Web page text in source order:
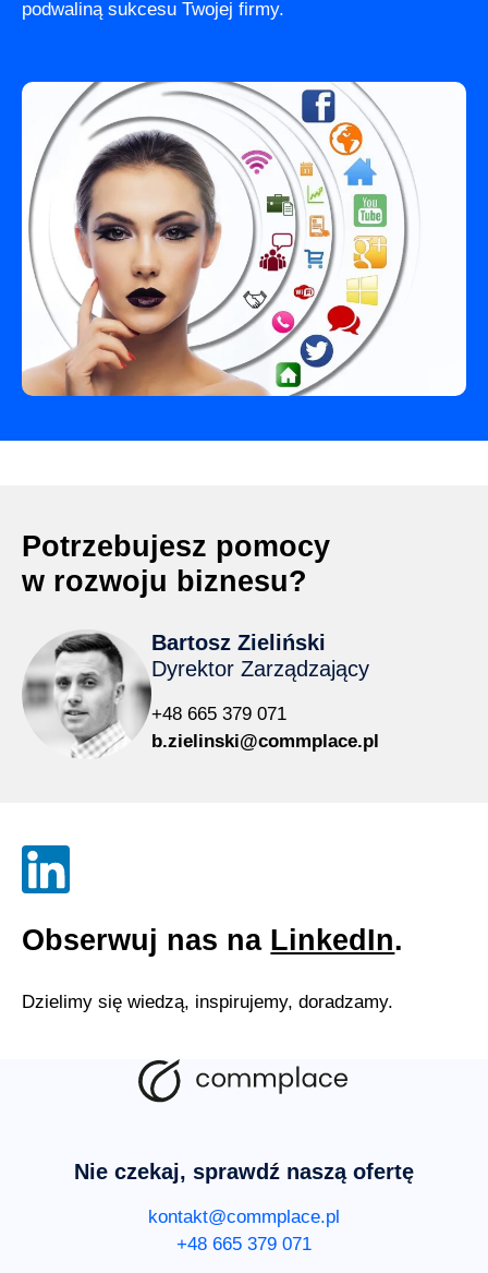
podwaliną sukcesu Twojej firmy.
Potrzebujesz pomocy
w rozwoju biznesu?
Bartosz Zieliński
Dyrektor Zarządzający
+48 665 379 071
b.zielinski@commplace.pl
Obserwuj nas na LinkedIn.
Dzielimy się wiedzą, inspirujemy, doradzamy.
Nie czekaj, sprawdź naszą ofertę
kontakt@commplace.pl
+48 665 379 071